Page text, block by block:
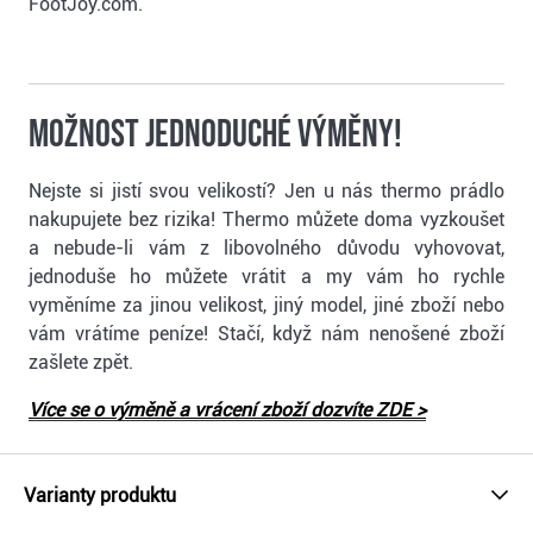
Možnost jednoduché výměny!
Nejste si jistí svou velikostí? Jen u nás thermo prádlo
nakupujete bez rizika! Thermo můžete doma vyzkoušet
a nebude-li vám z libovolného důvodu vyhovovat,
jednoduše ho můžete vrátit a my vám ho rychle
vyměníme za jinou velikost, jiný model, jiné zboží nebo
vám vrátíme peníze! Stačí, když nám nenošené zboží
zašlete zpět.
Více se o výměně a vrácení zboží dozvíte ZDE >
Varianty produktu